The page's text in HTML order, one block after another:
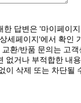
한 답변은 '마이페이
세페이지'에서 확인
교환/반품 문의는 고
없거나 부적합한 내
이 삭제 또는 차단될